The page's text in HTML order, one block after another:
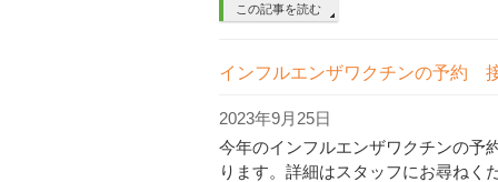
この記事を読む
インフルエンザワクチンの予約
2023年9月25日
今年のインフルエンザワクチンの予
ります。詳細はスタッフにお尋ねく